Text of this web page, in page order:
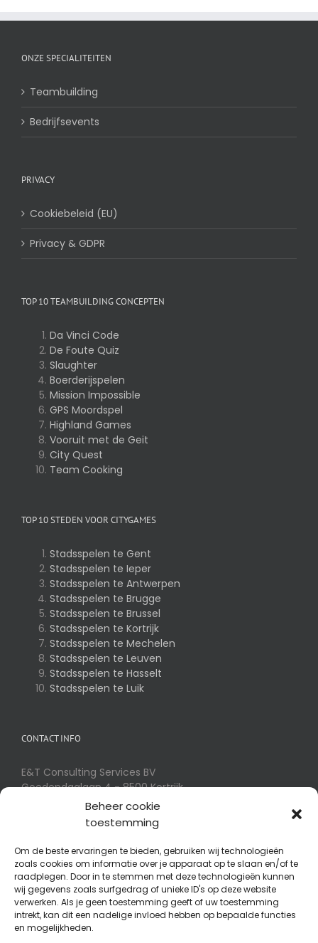
Beheer cookie
toestemming
Om de beste ervaringen te bieden, gebruiken wij technologieën
zoals cookies om informatie over je apparaat op te slaan en/of te
raadplegen. Door in te stemmen met deze technologieën kunnen
wij gegevens zoals surfgedrag of unieke ID's op deze website
verwerken. Als je geen toestemming geeft of uw toestemming
intrekt, kan dit een nadelige invloed hebben op bepaalde functies
en mogelijkheden.
ONZE SPECIALITEITEN
Teambuilding
Bedrijfsevents
PRIVACY
Cookiebeleid (EU)
Privacy & GDPR
TOP 10 TEAMBUILDING CONCEPTEN
Da Vinci Code
De Foute Quiz
Slaughter
Boerderijspelen
Mission Impossible
GPS Moordspel
Highland Games
Vooruit met de Geit
City Quest
Team Cooking
TOP 10 STEDEN VOOR CITYGAMES
Stadsspelen te Gent
Stadsspelen te Ieper
Stadsspelen te Antwerpen
Stadsspelen te Brugge
Stadsspelen te Brussel
Stadsspelen te Kortrijk
Stadsspelen te Mechelen
Stadsspelen te Leuven
Stadsspelen te Hasselt
Stadsspelen te Luik
CONTACT INFO
E&T Consulting Services BV
Goedendaglaan 4 - 8500 Kortrijk
056 32 54 01
info@eotm.be
SPIN-OFFS
RallyConcepts
Quizbizz - Bedrijfsquizzen op Maat